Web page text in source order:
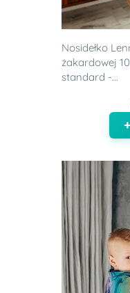
Nosidełko
żakardowej
standard -...